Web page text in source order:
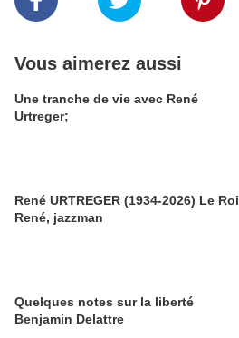
Vous aimerez aussi
Une tranche de vie avec René
Urtreger;
René URTREGER (1934-2026) Le Roi
René, jazzman
Quelques notes sur la liberté
Benjamin Delattre